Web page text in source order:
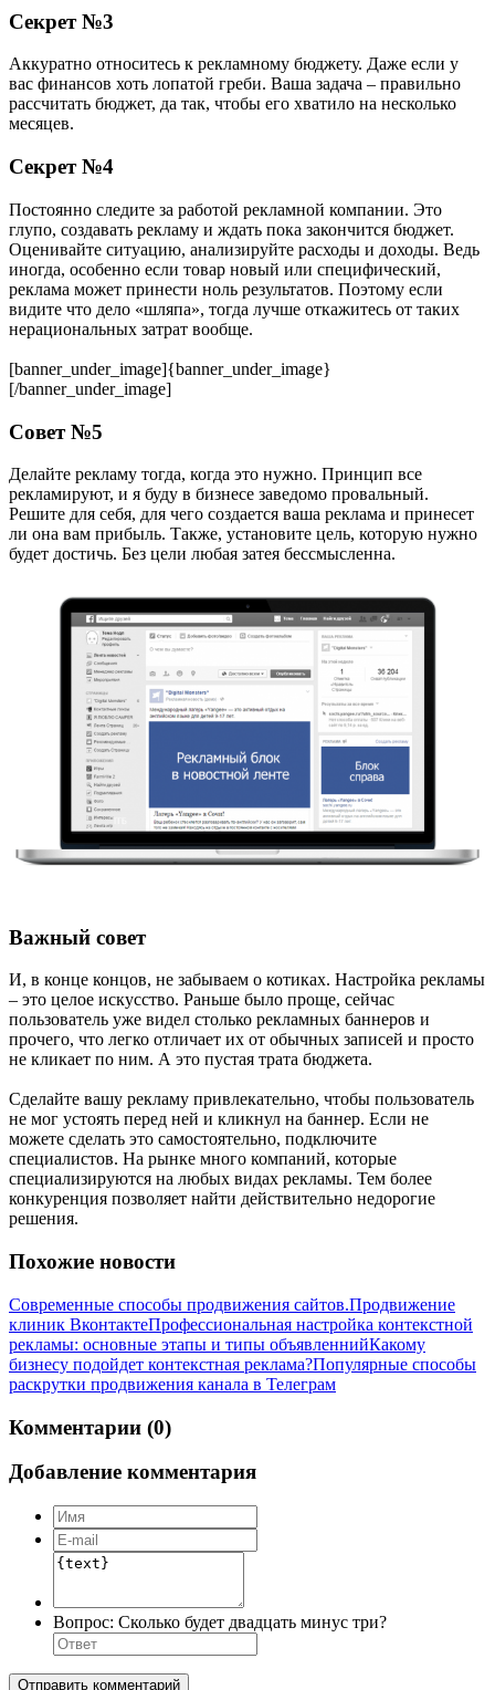
Секрет №3
Аккуратно относитесь к рекламному бюджету. Даже если у
вас финансов хоть лопатой греби. Ваша задача – правильно
рассчитать бюджет, да так, чтобы его хватило на несколько
месяцев.
Секрет №4
Постоянно следите за работой рекламной компании. Это
глупо, создавать рекламу и ждать пока закончится бюджет.
Оценивайте ситуацию, анализируйте расходы и доходы. Ведь
иногда, особенно если товар новый или специфический,
реклама может принести ноль результатов. Поэтому если
видите что дело «шляпа», тогда лучше откажитесь от таких
нерациональных затрат вообще.
[banner_under_image]{banner_under_image}
[/banner_under_image]
Совет №5
Делайте рекламу тогда, когда это нужно. Принцип все
рекламируют, и я буду в бизнесе заведомо провальный.
Решите для себя, для чего создается ваша реклама и принесет
ли она вам прибыль. Также, установите цель, которую нужно
будет достичь. Без цели любая затея бессмысленна.
Важный совет
И, в конце концов, не забываем о котиках. Настройка рекламы
– это целое искусство. Раньше было проще, сейчас
пользователь уже видел столько рекламных баннеров и
прочего, что легко отличает их от обычных записей и просто
не кликает по ним. А это пустая трата бюджета.
Сделайте вашу рекламу привлекательно, чтобы пользователь
не мог устоять перед ней и кликнул на баннер. Если не
можете сделать это самостоятельно, подключите
специалистов. На рынке много компаний, которые
специализируются на любых видах рекламы. Тем более
конкуренция позволяет найти действительно недорогие
решения.
Похожие новости
Современные способы продвижения сайтов.Продвижение
клиник ВконтактеПрофессиональная настройка контекстной
рекламы: основные этапы и типы объявленнийКакому
бизнесу подойдет контекстная реклама?Популярные способы
раскрутки продвижения канала в Телеграм
Комментарии (0)
Добавление комментария
Вопрос: Сколько будет двадцать минус три?
Отправить комментарий